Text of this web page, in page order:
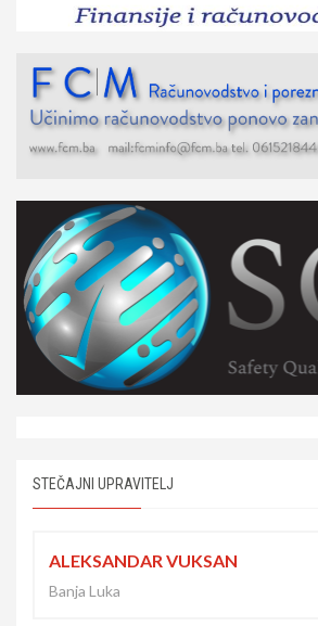
STEČAJNI UPRAVITELJ
ALEKSANDAR VUKSAN
Banja Luka